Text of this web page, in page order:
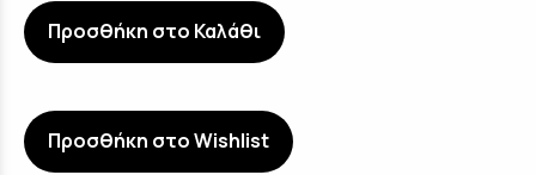
Προσθήκη στο Καλάθι
Προσθήκη στο Wishlist